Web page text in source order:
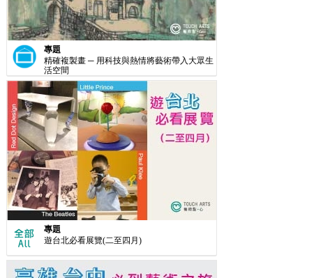
專題
精確複製畫 ─ 用科技與熱情將藝術帶入大眾生
活空間
專題
遊台北必看展覽(二至四月)